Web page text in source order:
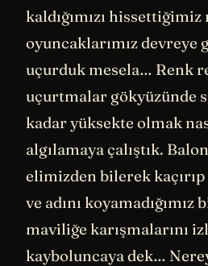
kaldığımızı
oyuncaklarımız
uçurduk mesela… Renk
uçurtmalar gökyüzünde
kadar yüksekte olmak
algılamaya çalıştık.
elimizden bilerek
ve adını koyamadığımız
maviliğe karışmalarını
kayboluncaya dek…